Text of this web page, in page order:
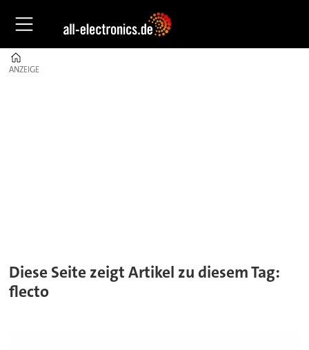
ANZEIGE
ANZEIGE
Diese Seite zeigt Artikel zu diesem Tag:
flecto